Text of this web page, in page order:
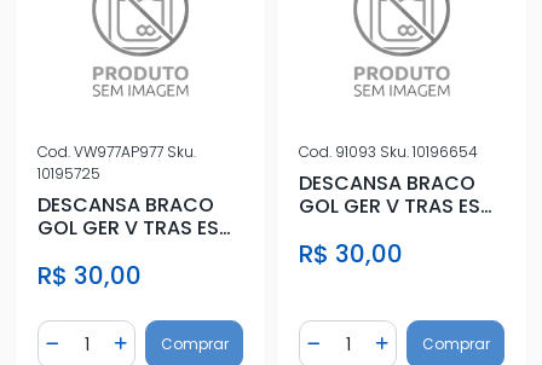
Cod.VW977AP977 Sku.
10195725
DESCANSA BRACO
GOL GER V TRAS ESQ
ELETRICO
R$ 30,00
Diminuir Quantidade
Quantidade
Adicionar Quantidade
Comprar
Cod. 91093 Sku.10196654
DESCANSA BRACO
GOL GER V TRAS ESQ
ELETRICO
R$ 30,00
Diminuir Quantidade
Quantidade
AdicionarComprar